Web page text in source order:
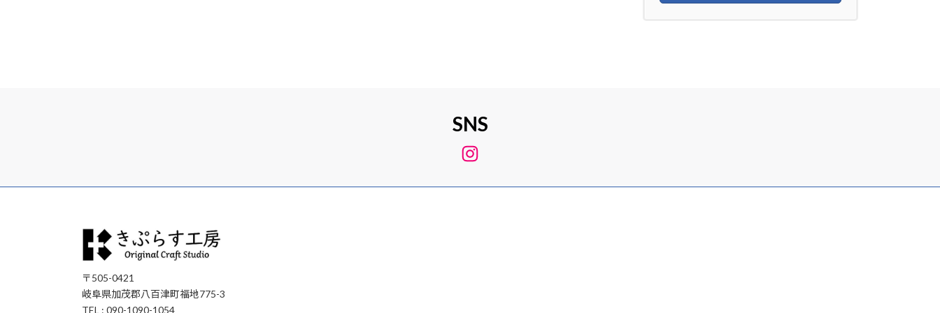
SNS
Instagram
〒505-0421
岐阜県加茂郡八百津町福地775-3
TEL : 090-1090-1054